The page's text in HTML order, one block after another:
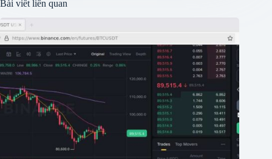
Bài viết liên quan